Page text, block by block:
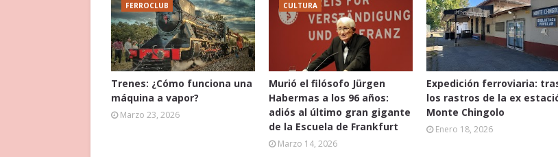
FERROCLUB
Trenes: ¿Cómo funciona una
máquina a vapor?
Marzo 23, 2026
CULTURA
Murió el filósofo Jürgen
Habermas a los 96 años:
adiós al último gran gigante
de la Escuela de Frankfurt
Marzo 14, 2026
Expedición ferroviaria:
los rastros de la ex
Monte Chingolo
Enero 18, 2026